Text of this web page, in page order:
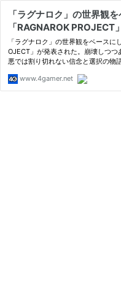
「ラグナロク」の世界観
「RAGNAROK
eries X|S，Nintendo
年上半期リリースを目指す
「ラグナロク」の世界観をベースに
OJECT」が発表された。崩壊しつ
悪では割り切れない信念と選択の物
www.4gamer.net